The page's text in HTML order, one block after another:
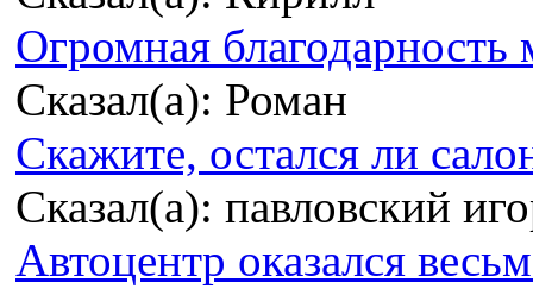
Огромная благодарность
Сказал(а): Роман
Скажите, остался ли
Сказал(а): павловский
Автоцентр оказался